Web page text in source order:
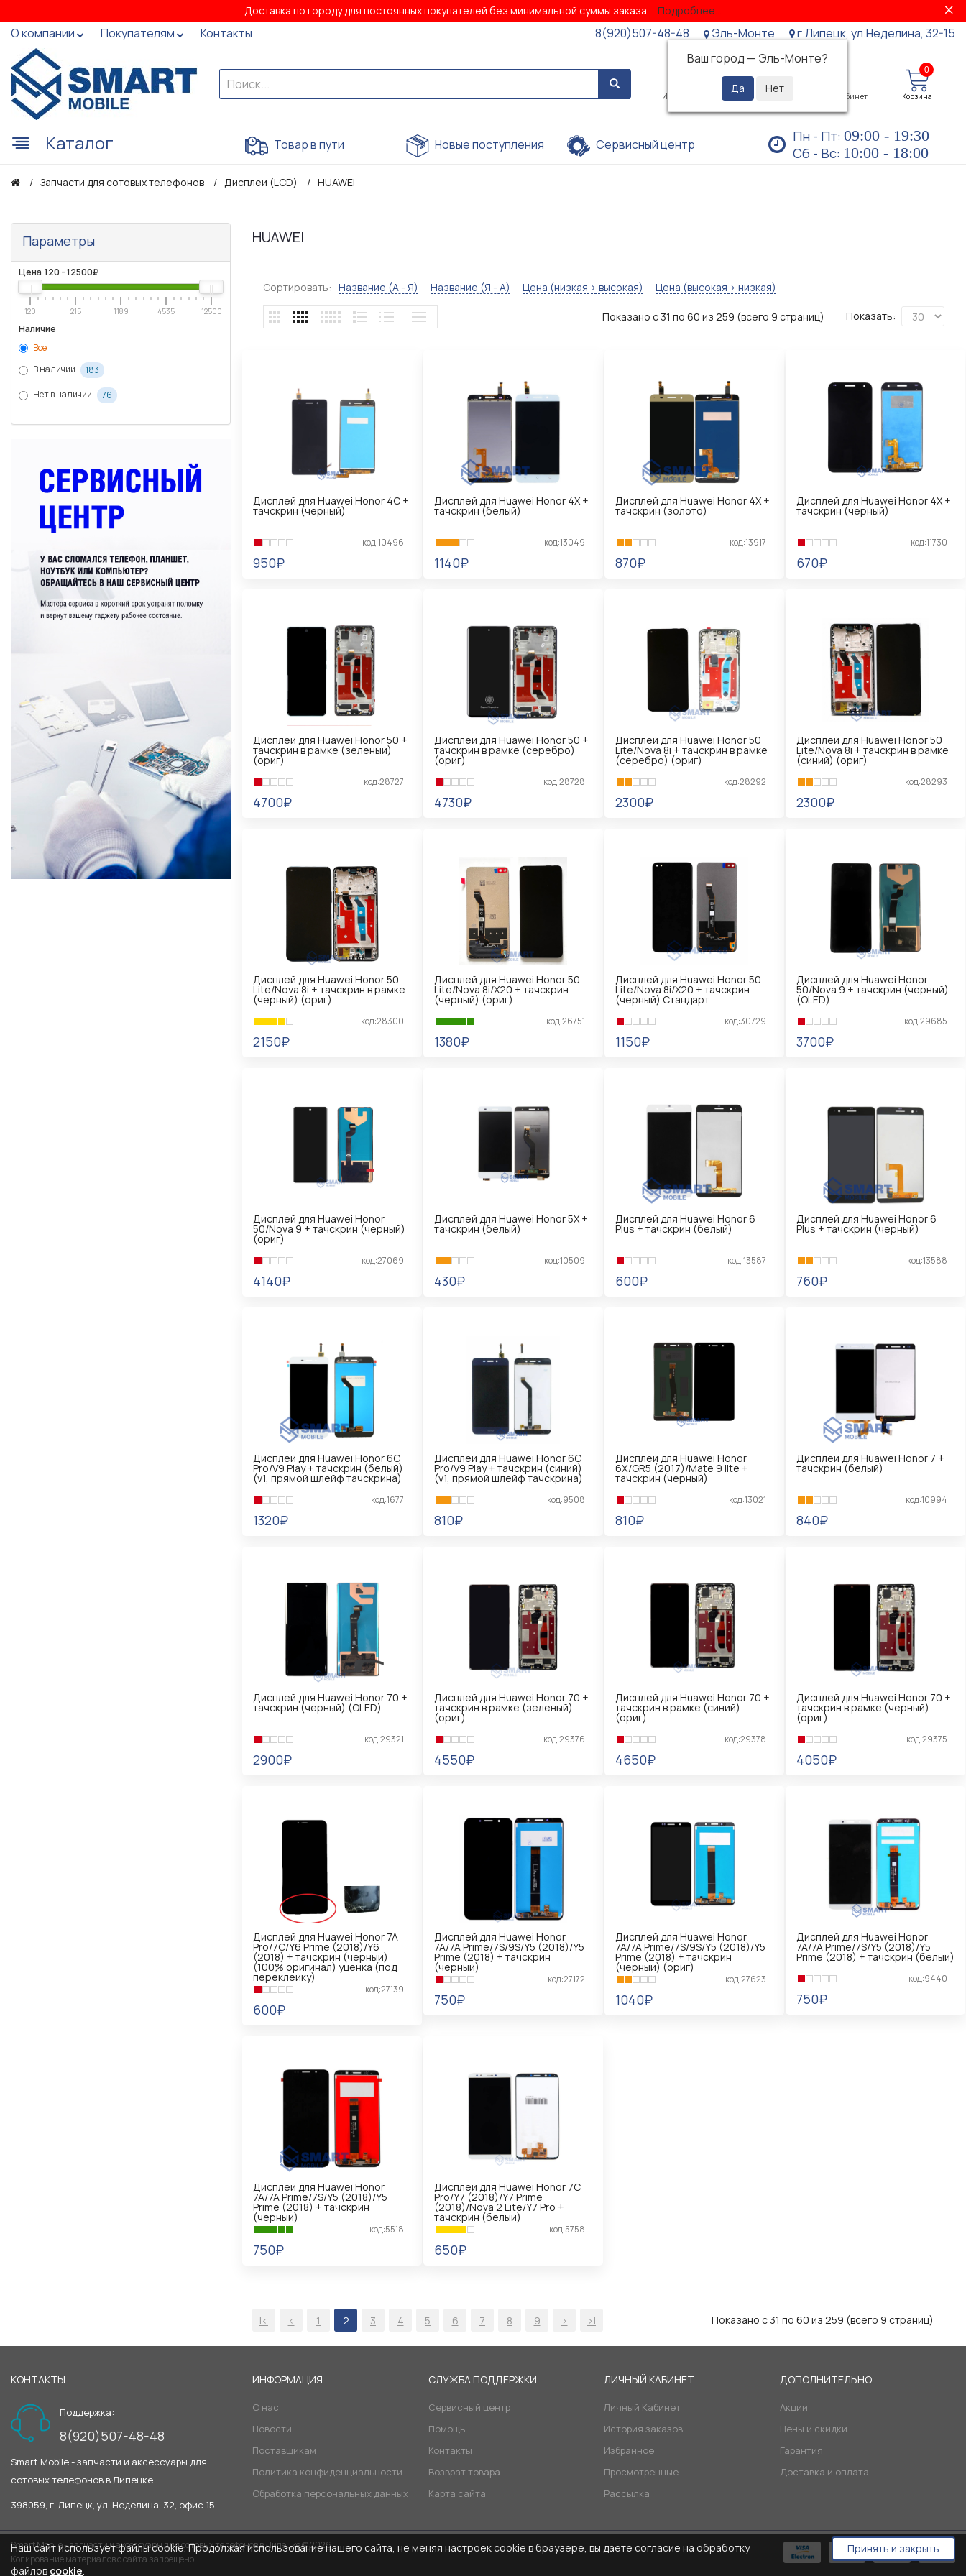
Доставка по городу для постоянных покупателей без минимальной суммы заказа. Подробнее...
О компании Покупателям Контакты 8(920)507-48-48
Эль-Монте
Ваш город — Эль-Монте?
г.Липецк, ул.Неделина, 32-15
Избранное Просмотренные Личный кабинет
0
Корзина
Каталог Товар в пути Новые поступления Сервисный центр Пн - Пт: 09:00 - 19:30
Сб - Вс: 10:00 - 18:00
Запчасти для сотовых телефонов Дисплеи (LCD) HUAWEI
Параметры
Цена 120 -12500₽
120 215 1189 4535 12500
Наличие
Все
В наличии
183
Нет в наличии 76
HUAWEI
Сортировать: Название (А - Я) Название (Я - А) Цена (низкая > высокая) Цена (высокая > низкая)
Показать:
Показано с 31 по 60 из 259 (всего 9 страниц)
Дисплей для Huawei Honor 4C +
тачскрин (черный)
код:10496
950₽
Дисплей для Huawei Honor 4X +
тачскрин (белый)
код:13049
1140₽
Дисплей для Huawei Honor 4X +
тачскрин (золото)
код:13917
870₽
Дисплей для Huawei Honor 4X +
тачскрин (черный)
код:11730
670₽
Дисплей для Huawei Honor 50 +
тачскрин в рамке (зеленый)
(ориг)
код:28727
4700₽
Дисплей для Huawei Honor 50 +
тачскрин в рамке (серебро)
(ориг)
код:28728
4730₽
Дисплей для Huawei Honor 50
Lite/Nova 8i + тачскрин в рамке
(серебро) (ориг)
код:28292
2300₽
Дисплей для Huawei Honor 50
Lite/Nova 8i + тачскрин в рамке
(синий) (ориг)
код:28293
2300₽
Дисплей для Huawei Honor 50
Lite/Nova 8i + тачскрин в рамке
(черный) (ориг)
код:28300
2150₽
Дисплей для Huawei Honor 50
Lite/Nova 8i/X20 + тачскрин
(черный) (ориг)
код:26751
1380₽
Дисплей для Huawei Honor 50
Lite/Nova 8i/X20 + тачскрин
(черный) Стандарт
код:30729
1150₽
Дисплей для Huawei Honor
50/Nova 9 + тачскрин (черный)
(OLED)
код:29685
3700₽
Дисплей для Huawei Honor
50/Nova 9 + тачскрин (черный)
(ориг)
код:27069
4140₽
Дисплей для Huawei Honor 5X +
тачскрин (белый)
код:10509
430₽
Дисплей для Huawei Honor 6
Plus + тачскрин (белый)
код:13587
600₽
Дисплей для Huawei Honor 6
Plus + тачскрин (черный)
код:13588
760₽
Дисплей для Huawei Honor 6C
Pro/V9 Play + тачскрин (белый)
(v1, прямой шлейф тачскрина)
код:1677
1320₽
Дисплей для Huawei Honor 6C
Pro/V9 Play + тачскрин (синий)
(v1, прямой шлейф тачскрина)
код:9508
810₽
Дисплей для Huawei Honor
6X/GR5 (2017)/Mate 9 lite +
тачскрин (черный)
код:13021
810₽
Дисплей для Huawei Honor 7 +
тачскрин (белый)
код:10994
840₽
Дисплей для Huawei Honor 70 +
тачскрин (черный) (OLED)
код:29321
2900₽
Дисплей для Huawei Honor 70 +
тачскрин в рамке (зеленый)
(ориг)
код:29376
4550₽
Дисплей для Huawei Honor 70 +
тачскрин в рамке (синий)
(ориг)
код:29378
4650₽
Дисплей для Huawei Honor 70 +
тачскрин в рамке (черный)
(ориг)
код:29375
4050₽
Дисплей для Huawei Honor 7A
Pro/7C/Y6 Prime (2018)/Y6
(2018) + тачскрин (черный)
(100% оригинал) уценка (под
переклейку)
код:27139
600₽
Дисплей для Huawei Honor
7A/7A Prime/7S/9S/Y5 (2018)/Y5
Prime (2018) + тачскрин
(черный)
код:27172
750₽
Дисплей для Huawei Honor
7A/7A Prime/7S/9S/Y5 (2018)/Y5
Prime (2018) + тачскрин
(черный) (ориг)
код:27623
1040₽
Дисплей для Huawei Honor
7A/7A Prime/7S/Y5 (2018)/Y5
Prime (2018) + тачскрин (белый)
код:9440
750₽
Дисплей для Huawei Honor
7A/7A Prime/7S/Y5 (2018)/Y5
Prime (2018) + тачскрин
(черный)
код:5518
750₽
Дисплей для Huawei Honor 7C
Pro/Y7 (2018)/Y7 Prime
(2018)/Nova 2 Lite/Y7 Pro +
тачскрин (белый)
код:5758
650₽
|< < 1 2 3 4 5 6 7 8 9 > >| Показано с 31 по 60 из 259 (всего 9 страниц)
КОНТАКТЫ
Поддержка:
8(920)507-48-48
Smart Mobile - запчасти и аксессуары для
сотовых телефонов в Липецке
398059, г. Липецк, ул. Неделина, 32, офис 15
ИНФОРМАЦИЯ
О нас
Новости
Поставщикам
Политика конфиденциальности
Обработка персональных данных
СЛУЖБА ПОДДЕРЖКИ
Сервисный центр
Помощь
Контакты
Возврат товара
Карта сайта
ЛИЧНЫЙ КАБИНЕТ
Личный Кабинет
История заказов
Избранное
Просмотренные
Рассылка
ДОПОЛНИТЕЛЬНО
Акции
Цены и скидки
Гарантия
Доставка и оплата
Smart Mobile - запчасти и аксессуары для сотовых телефонов в Липецке © 2026
Копирование материалов с сайта запрещено
Наш сайт использует файлы cookie. Продолжая использование нашего сайта, не меняя настроек cookie в браузере, вы даете согласие на обработку
файлов cookie.
Принять и закрыть